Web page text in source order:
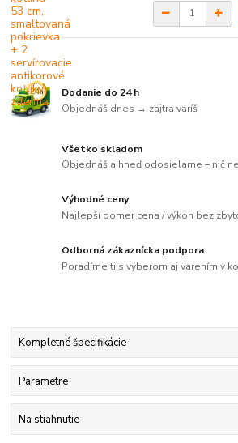
Dodanie do 24 h
Objednáš dnes → zajtra varíš
Všetko skladom
Objednáš a hneď odosielame – nič
Výhodné ceny
Najlepší pomer cena / výkon bez
Odborná zákaznícka podpora
Poradíme ti s výberom aj varením v
Kompletné špecifikácie
Parametre
Na stiahnutie